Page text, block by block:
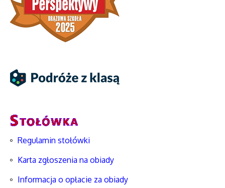
Regulamin stołówki
Karta zgłoszenia na obiady
Informacja o opłacie za obiady